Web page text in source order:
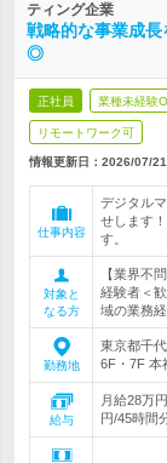
ティング企業
戦略的な事業成
◎
正社員 業種未経験
リモートワーク可
情報更新日：2026/07/21
仕事内容
デジタル
せします
す。
対象と
なる方
【業界不
経験者＜
域の業務
勤務地
東京都千
6F・7F 本
給与
月給28万
円/45時間